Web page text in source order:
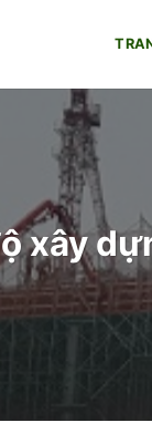
xây